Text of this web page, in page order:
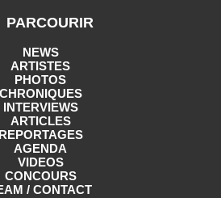
PARCOURIR
NEWS
ARTISTES
PHOTOS
CHRONIQUES
INTERVIEWS
ARTICLES
REPORTAGES
AGENDA
VIDEOS
CONCOURS
/ CONTACT